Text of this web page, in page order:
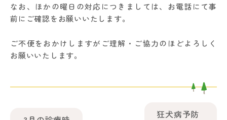
なお、ほかの曜日の対応につきましては、お電話にて事
前にご確認をお願いいたします。
ご不便をおかけしますがご理解・ご協力のほどよろしく
お願いいたします。
狂犬病予防